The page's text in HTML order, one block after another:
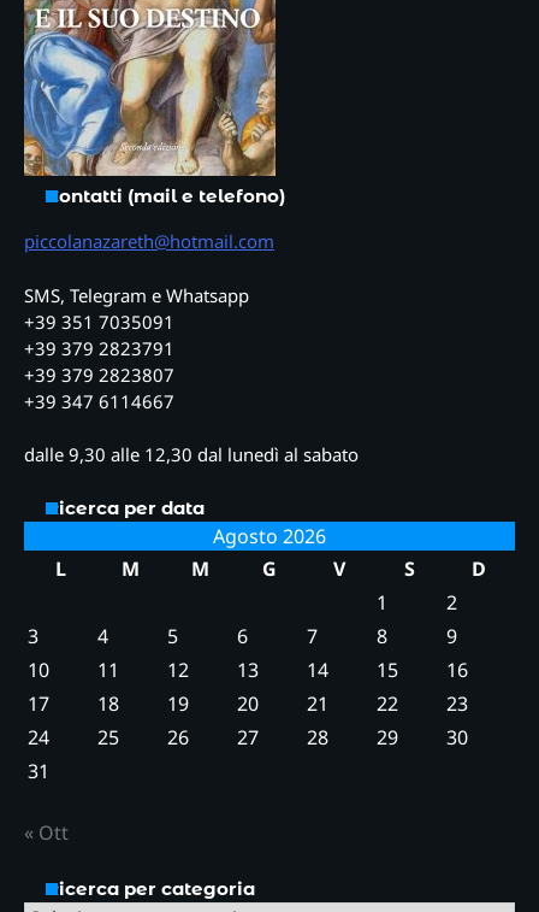
Contatti (mail e telefono)
piccolanazareth@hotmail.com
SMS, Telegram e Whatsapp
+39 351 7035091
+39 379 2823791
+39 379 2823807
+39 347 6114667
dalle 9,30 alle 12,30 dal lunedì al sabato
Ricerca per data
Agosto 2026
L
M M G V S
D
1
2
3
4 5 6 7 8
9
10
11 12 13 14 15
16
17
18 19 20 21 22
23
24
25 26 27 28 29
30
31
« Ott
Ricerca per categoria